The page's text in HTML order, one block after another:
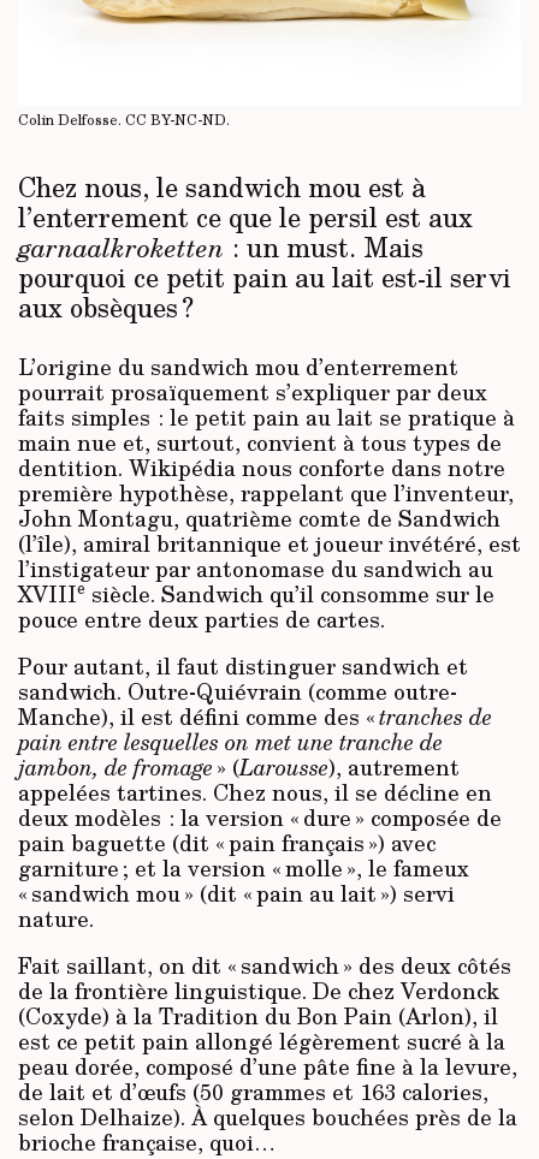
Colin Delfosse. CC BY-NC-ND.
Chez nous, le sandwich mou est à
l’enterrement ce que le persil est aux
garnaalkroketten : un must. Mais
pourquoi ce petit pain au lait est-il servi
aux obsèques ?
L’origine du sandwich mou d’enterrement
pourrait prosaïquement s’expliquer par deux
faits simples : le petit pain au lait se pratique à
main nue et, surtout, convient à tous types de
dentition. Wikipédia nous conforte dans notre
première hypothèse, rappelant que l’inventeur,
John Montagu, quatrième comte de Sandwich
(l’île), amiral britannique et joueur invétéré, est
l’instigateur par antonomase du sandwich au
XVIIIe siècle. Sandwich qu’il consomme sur le
pouce entre deux parties de cartes.
Pour autant, il faut distinguer sandwich et
sandwich. Outre-Quiévrain (comme outre-
Manche), il est défini comme des «tranches de
pain entre lesquelles on met une tranche de
jambon, de fromage» (Larousse), autrement
appelées tartines. Chez nous, il se décline en
deux modèles : la version « dure » composée de
pain baguette (dit « pain français ») avec
garniture ; et la version « molle », le fameux
« sandwich mou » (dit « pain au lait ») servi
nature.
Fait saillant, on dit « sandwich » des deux côtés
de la frontière linguistique. De chez Verdonck
(Coxyde) à la Tradition du Bon Pain (Arlon), il
est ce petit pain allongé légèrement sucré à la
peau dorée, composé d’une pâte fine à la levure,
de lait et d’œufs (50 grammes et 163 calories,
selon Delhaize). À quelques bouchées près de la
brioche française, quoi…